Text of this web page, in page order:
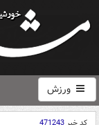
ورزش